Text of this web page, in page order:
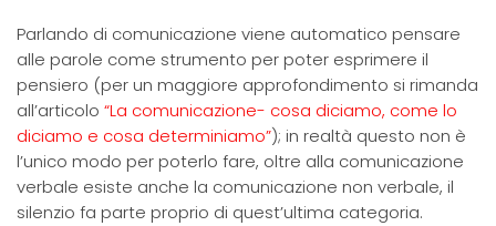
Parlando di comunicazione viene automatico pensare
alle parole come strumento per poter esprimere il
pensiero (per un maggiore approfondimento si rimanda
all’articolo “La comunicazione- cosa diciamo, come lo
diciamo e cosa determiniamo”); in realtà questo non è
l’unico modo per poterlo fare, oltre alla comunicazione
verbale esiste anche la comunicazione non verbale, il
silenzio fa parte proprio di quest’ultima categoria.